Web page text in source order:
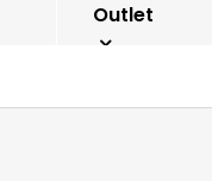
Outlet